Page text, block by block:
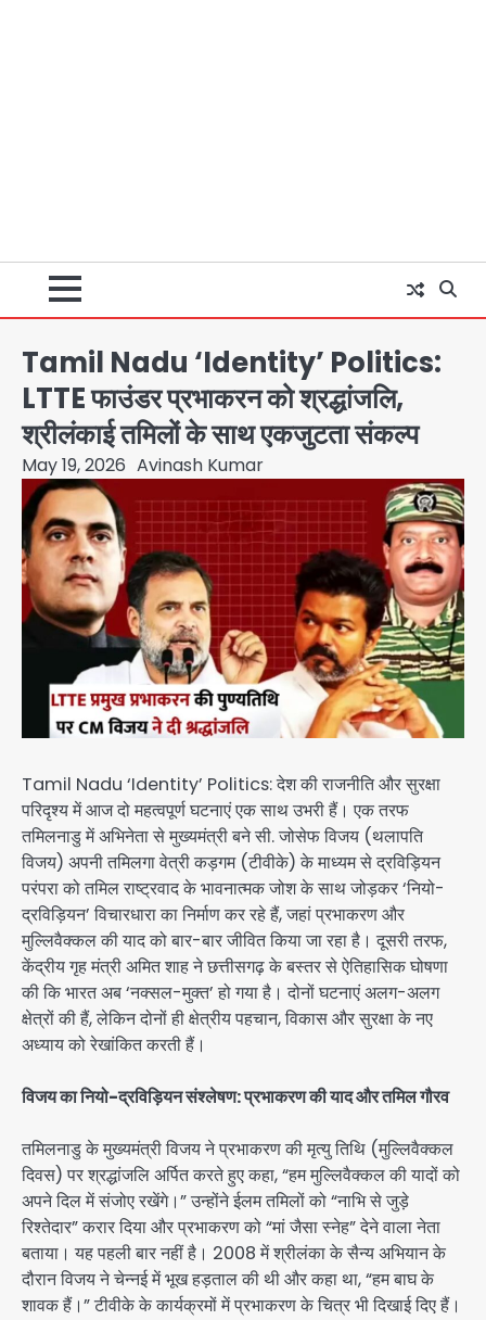
Tamil Nadu ‘Identity’ Politics:
LTTE फाउंडर प्रभाकरन को श्रद्धांजलि,
श्रीलंकाई तमिलों के साथ एकजुटता संकल्प
May 19, 2026 Avinash Kumar
Tamil Nadu ‘Identity’ Politics: देश की राजनीति और सुरक्षा
परिदृश्य में आज दो महत्वपूर्ण घटनाएं एक साथ उभरी हैं। एक तरफ
तमिलनाडु में अभिनेता से मुख्यमंत्री बने सी. जोसेफ विजय (थलापति
विजय) अपनी तमिलगा वेत्री कड़गम (टीवीके) के माध्यम से द्रविड़ियन
परंपरा को तमिल राष्ट्रवाद के भावनात्मक जोश के साथ जोड़कर ‘नियो-
द्रविड़ियन’ विचारधारा का निर्माण कर रहे हैं, जहां प्रभाकरण और
मुल्लिवैक्कल की याद को बार-बार जीवित किया जा रहा है। दूसरी तरफ,
केंद्रीय गृह मंत्री अमित शाह ने छत्तीसगढ़ के बस्तर से ऐतिहासिक घोषणा
की कि भारत अब ‘नक्सल-मुक्त’ हो गया है। दोनों घटनाएं अलग-अलग
क्षेत्रों की हैं, लेकिन दोनों ही क्षेत्रीय पहचान, विकास और सुरक्षा के नए
अध्याय को रेखांकित करती हैं।
विजय का नियो-द्रविड़ियन संश्लेषण: प्रभाकरण की याद और तमिल गौरव
तमिलनाडु के मुख्यमंत्री विजय ने प्रभाकरण की मृत्यु तिथि (मुल्लिवैक्कल
दिवस) पर श्रद्धांजलि अर्पित करते हुए कहा, “हम मुल्लिवैक्कल की यादों को
अपने दिल में संजोए रखेंगे।” उन्होंने ईलम तमिलों को “नाभि से जुड़े
रिश्तेदार” करार दिया और प्रभाकरण को “मां जैसा स्नेह” देने वाला नेता
बताया। यह पहली बार नहीं है। 2008 में श्रीलंका के सैन्य अभियान के
दौरान विजय ने चेन्नई में भूख हड़ताल की थी और कहा था, “हम बाघ के
शावक हैं।” टीवीके के कार्यक्रमों में प्रभाकरण के चित्र भी दिखाई दिए हैं।